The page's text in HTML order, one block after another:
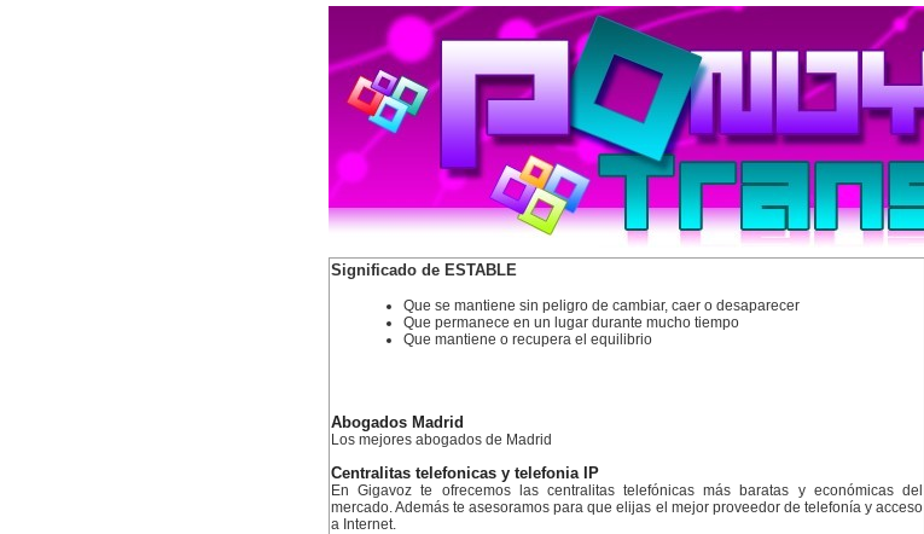
Significado de ESTABLE
Que se mantiene sin peligro de cambiar, caer o desaparecer
Que permanece en un lugar durante mucho tiempo
Que mantiene o recupera el equilibrio
Abogados Madrid
Los mejores abogados de Madrid
Centralitas telefonicas y telefonia IP
En Gigavoz te ofrecemos las centralitas telefónicas más baratas y económicas del
mercado. Además te asesoramos para que elijas el mejor proveedor de telefonía y acceso
a Internet.